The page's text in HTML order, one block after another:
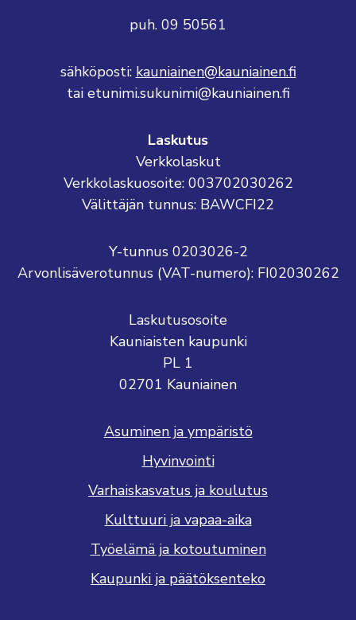
puh. 09 50561
sähköposti: kauniainen@kauniainen.fi
tai etunimi.sukunimi@kauniainen.fi
Laskutus
Verkkolaskut
Verkkolaskuosoite: 003702030262
Välittäjän tunnus: BAWCFI22
Y-tunnus 0203026-2
Arvonlisäverotunnus (VAT-numero): FI02030262
Laskutusosoite
Kauniaisten kaupunki
PL 1
02701 Kauniainen
Asuminen ja ympäristö
Hyvinvointi
Varhaiskasvatus ja koulutus
Kulttuuri ja vapaa-aika
Työelämä ja kotoutuminen
Kaupunki ja päätöksenteko